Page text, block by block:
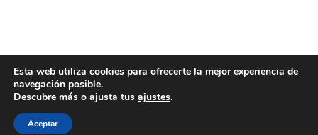
Esta web utiliza cookies para ofrecerte la mejor experiencia de
navegación posible.
Descubre más o ajusta tus ajustes.
Aceptar